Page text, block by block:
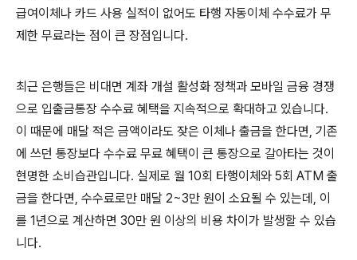
급여이체나 카드 사용 실적이 없어도 타행 자동이체 수수료가 무
제한 무료라는 점이 큰 장점입니다.
최근 은행들은 비대면 계좌 개설 활성화 정책과 모바일 금융 경쟁
으로 입출금통장 수수료 혜택을 지속적으로 확대하고 있습니다.
이 때문에 매달 적은 금액이라도 잦은 이체나 출금을 한다면, 기존
에 쓰던 통장보다 수수료 무료 혜택이 큰 통장으로 갈아타는 것이
현명한 소비습관입니다. 실제로 월 10회 타행이체와 5회 ATM 출
금을 한다면, 수수료로만 매달 2~3만 원이 소요될 수 있는데, 이
를 1년으로 계산하면 30만 원 이상의 비용 차이가 발생할 수 있습
니다.